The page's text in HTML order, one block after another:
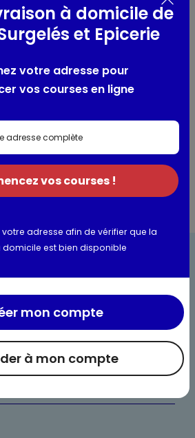
ou mélangé à de l'orange. Il fait
un Americano : Bitter classico,
ou dans un Negroni
à domicile de
et Epicerie
votre adresse pour
vos courses en ligne
vos courses !
adresse afin de vérifier que la
domicile est bien disponible
à mon compte
mon compte